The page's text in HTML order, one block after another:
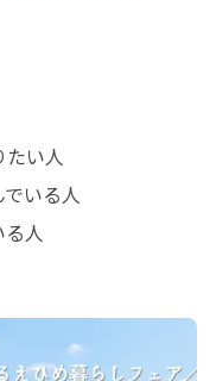
たい人
いる人
人